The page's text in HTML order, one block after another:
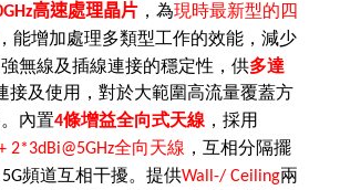
高速處理晶片 ，為現時最新型的四
，能增加處理多類型工作的效能，減少
無線及插線連接的穩定性，供多達
接及使用，對於大範圍高流量覆蓋方
內置4條增益全向式天線 ， 採用
2*3dBi@5GHz全向天線 ，互相分隔擺
頻道互相干擾。 提供Wall-/ Ceiling兩